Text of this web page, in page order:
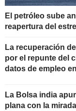
El petróleo sube
reapertura del
La recuperación
por el repunte del
datos de empleo
La Bolsa india
plana con la